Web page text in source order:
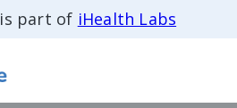
part of iHealth Labs